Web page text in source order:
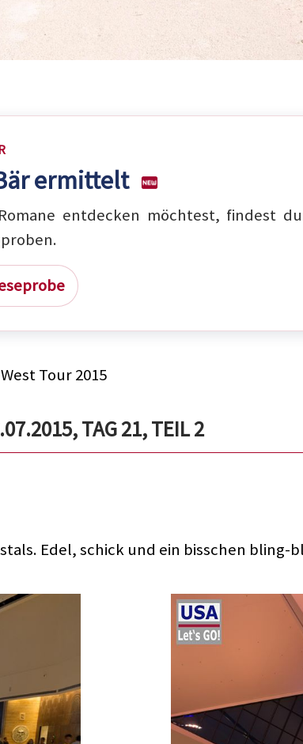
ermittelt
entdecken möchtest, findest
Tour 2015
TAG 21, TEIL 2
Edel, schick und ein bisschen bling-